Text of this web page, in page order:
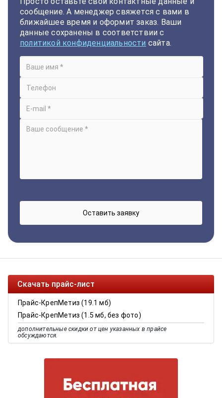
сообщение. А менеджер свяжется с вами в
ближайшее время и оформит заказ. Ваши
данные сохранены в соответствии с
политикой конфиденциальности сайта.
Скачать прайс-лист
Прайс-КрепМетиз (19.1 мб)
Прайс-КрепМетиз (1.5 мб, без фото)
дополнительные скидки от цен указанных в прайсе
обсуждаются.